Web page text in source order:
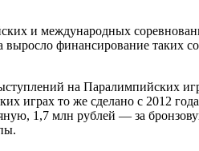
и международных
выросло финансирование таких
на Паралимпийских
играх то же сделано с 2012
1,7 млн рублей — за